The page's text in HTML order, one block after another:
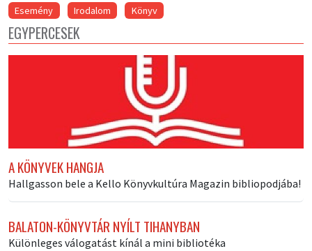
Esemény Irodalom Könyv
EGYPERCESEK
A KÖNYVEK HANGJA
Hallgasson bele a Kello Könyvkultúra Magazin bibliopodjába!
BALATON-KÖNYVTÁR NYÍLT TIHANYBAN
Különleges válogatást kínál a mini bibliotéka